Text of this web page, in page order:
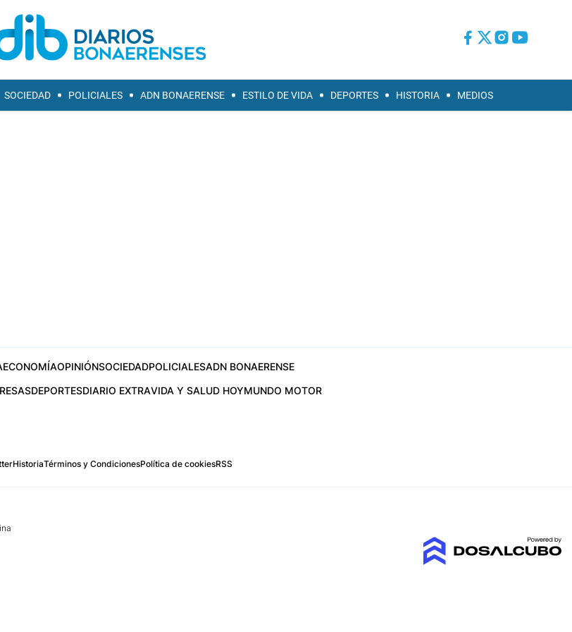
SOCIEDAD POLICIALES ADN BONAERENSE ESTILO DE VIDA DEPORTES HISTORIA MEDIOS
ECONOMÍAOPINIÓNSOCIEDADPOLICIALESADN BONAERENSE
DEPORTESDIARIO EXTRAVIDA Y SALUD HOYMUNDO MOTOR
HistoriaTérminos y CondicionesPolítica de cookiesRSS